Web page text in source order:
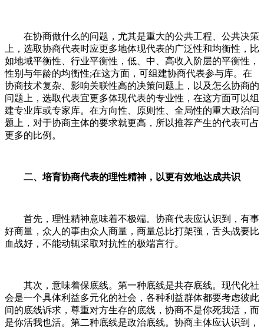
在协商做什么的问题，尤其是重大的公共工程、公共决策
上，选取协商代表时应更多地体现代表的广泛性和均衡性，比
如地域平衡性、行业平衡性，低、中、高收入阶层的平衡性，
性别与年龄的均衡性;在这方面，可组建协商代表参与库。在
协商技术复杂、影响关联性高的决策问题上，以及怎么协商的
问题上，选取代表宜更多体现代表的专业性，在这方面可以组
建专业库或专家库。在方向性、原则性、全局性的重大政治问
题上，对于协商主体的要求就更高，所以推荐产生的代表可占
更多的比例。
二、培育协商代表的理性精神，以更有效地达成共识
首先，理性精神意味着不极端。协商代表应认识到，有事
好商量，众人的事由众人商量，商量总比打架强，舌头战要比
血战好，不能动辄采取对抗性的极端言行。
其次，意味着保底线。第一种底线是共存底线。现代化社
会是一个具体利益多元化的社会，各种利益群体都要考虑彼此
间的底线诉求，尊重对方生存的底线，协商不是你死我活，而
是你活我也活。第二种底线是政治底线。协商主体应认识到，